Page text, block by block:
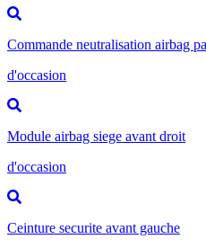
Commande neutralisation airbag
d'occasion
Module airbag siege avant droit
d'occasion
Ceinture securite avant gauche